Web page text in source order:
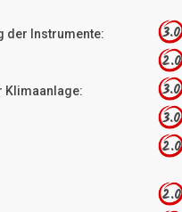
der Instrumente: 3.0
2.0
Klimaanlage: 3.0
3.0
2.0
2.0